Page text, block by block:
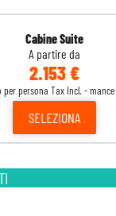
Cabine Suite
A partire da
2.153 €
per persona Tax Incl. -
SELEZIONA